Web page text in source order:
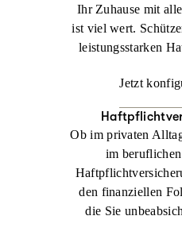
Ihr Zuhause mit
ist viel wert.
leistungsstarken
Jetzt
Ob im privaten
im
den finanziellen
die Sie